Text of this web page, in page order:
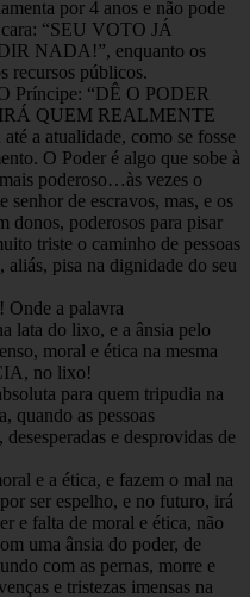
por 4 anos e não pode
“SEU VOTO JÁ
NADA!”, enquanto os
recursos públicos.
Príncipe: “DÊ O PODER
QUEM REALMENTE
a atualidade, como se fosse
O Poder é algo que sobe à
poderoso…às vezes o
senhor de escravos, mas, e os
donos, poderosos para pisar
triste o caminho de pessoas
aliás, pisa na dignidade do seu
Onde a palavra
lata do lixo, e a ânsia pelo
moral e ética na mesma
no lixo!
para quem tripudia na
quando as pessoas
e desprovidas de
e a ética, e fazem o mal na
ser espelho, e no futuro, irá
e falta de moral e ética, não
uma ânsia do poder, de
com as pernas, morre e
e tristezas imensas na